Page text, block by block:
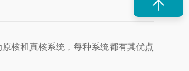
核和真核系统，每种系统都有其优点